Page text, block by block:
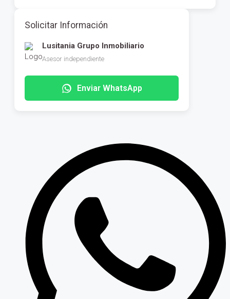
Solicitar Información
Lusitania Grupo Inmobiliario
Asesor independiente
Enviar WhatsApp